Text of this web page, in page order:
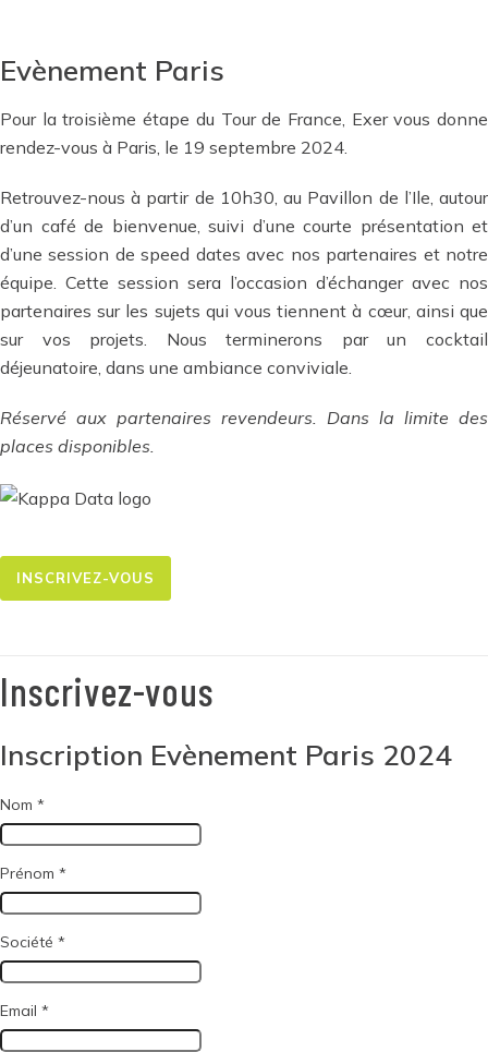
Evènement Paris
Pour la troisième étape du Tour de France, Exer vous donne
rendez-vous à Paris, le 19 septembre 2024.
Retrouvez-nous à partir de 10h30, au Pavillon de l’Ile, autour
d’un café de bienvenue, suivi d’une courte présentation et
d’une session de speed dates avec nos partenaires et notre
équipe. Cette session sera l’occasion d’échanger avec nos
partenaires sur les sujets qui vous tiennent à cœur, ainsi que
sur vos projets. Nous terminerons par un cocktail
déjeunatoire, dans une ambiance conviviale.
Réservé aux partenaires revendeurs. Dans la limite des
places disponibles.
INSCRIVEZ-VOUS
Inscrivez-vous
Inscription Evènement Paris 2024
Nom *
Prénom *
Société *
Email *